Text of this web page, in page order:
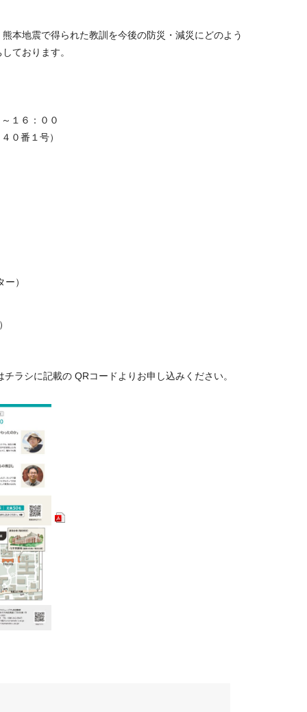
本地震で得られた教訓を今後の防災・減災にどのよう
ております。
１６：００
０番１号）
）
チラシに記載の QRコードよりお申し込みください。